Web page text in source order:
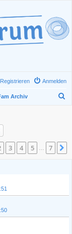
Anmelden
Registrieren
Archiv
e
3 4 5 7